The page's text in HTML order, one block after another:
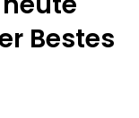
Bestes